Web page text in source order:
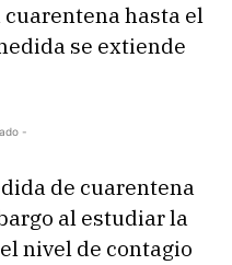
hasta el
se extiende
-
de cuarentena
al estudiar la
nivel de contagio